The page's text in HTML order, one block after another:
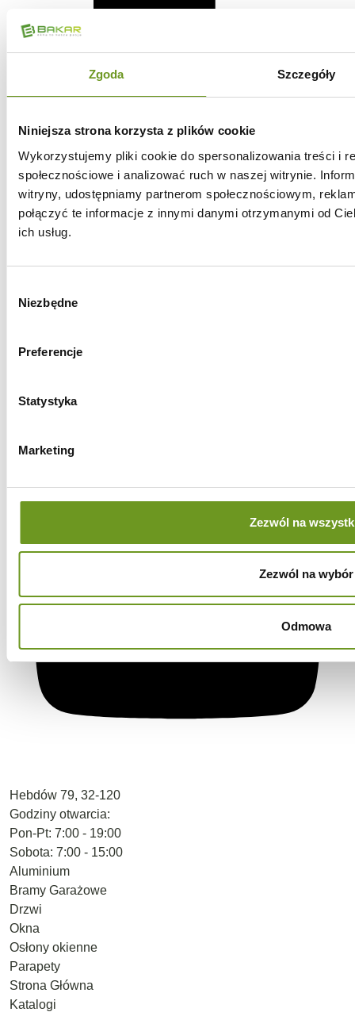
Zgoda Szczegóły
Niniejsza strona korzysta z plików cookie
Wykorzystujemy pliki cookie do spersonalizowania treści i
społecznościowe i analizować ruch w naszej witrynie.
witryny, udostępniamy partnerom społecznościowym,
połączyć te informacje z innymi danymi otrzymanymi od
ich usług.
zgody
Niezbędne
Preferencje
Statystyka
Marketing
Zezwól na
Zezwól na wybór
Odmowa
Hebdów 79, 32-120
Godziny otwarcia:
Pon-Pt: 7:00 - 19:00
Sobota: 7:00 - 15:00
Aluminium
Bramy Garażowe
Drzwi
Okna
Osłony okienne
Parapety
Strona Główna
Katalogi